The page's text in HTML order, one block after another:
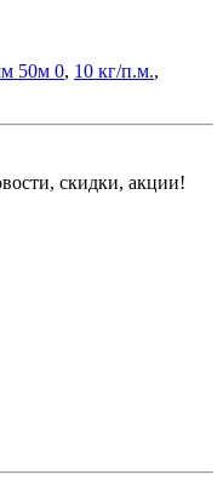
50м 0, 10 кг/п.м.,
, скидки, акции!